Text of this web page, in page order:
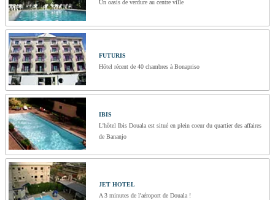
Un oasis de verdure au centre ville
FUTURIS
Hôtel récent de 40 chambres à Bonapriso
IBIS
L'hôtel Ibis Douala est situé en plein coeur du quartier des affaires
de Bananjo
JET HOTEL
A 3 minutes de l'aéroport de Douala !